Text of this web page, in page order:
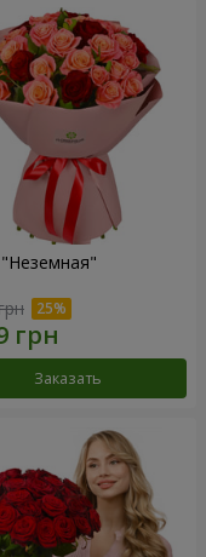
"Неземная"
Заказать